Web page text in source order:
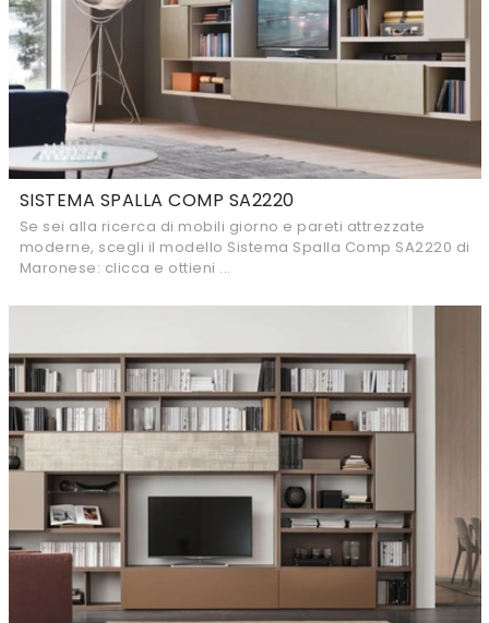
SISTEMA SPALLA COMP SA2220
Se sei alla ricerca di mobili giorno e pareti attrezzate
moderne, scegli il modello Sistema Spalla Comp SA2220 di
Maronese: clicca e ottieni ...